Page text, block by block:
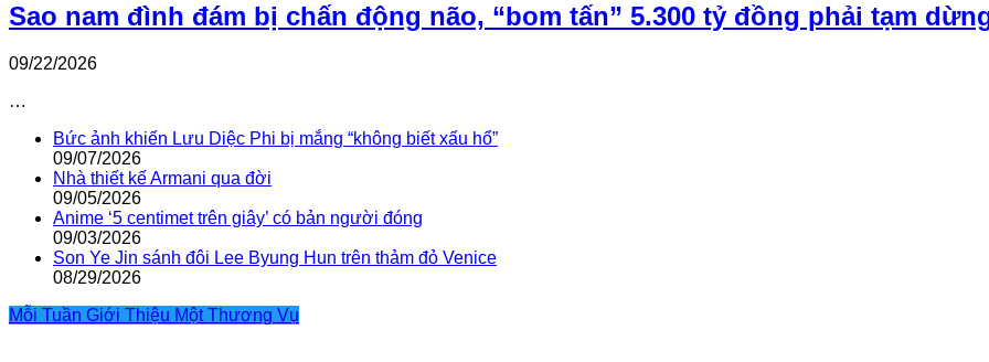
Sao nam đình đám bị chấn động não, “bom tấn” 5.300 tỷ đồng phải tạm
09/22/2026
…
Bức ảnh khiến Lưu Diệc Phi bị mắng “không biết xấu hổ”
09/07/2026
Nhà thiết kế Armani qua đời
09/05/2026
Anime ‘5 centimet trên giây’ có bản người đóng
09/03/2026
Son Ye Jin sánh đôi Lee Byung Hun trên thảm đỏ Venice
08/29/2026
Mỗi Tuần Giới Thiệu Một Thương Vụ